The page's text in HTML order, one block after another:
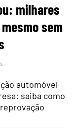
milhares
sem
automóvel
saiba como